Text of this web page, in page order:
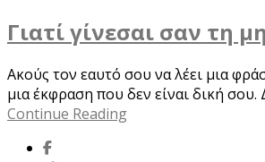
Γιατί γίνεσαι σαν τη
Ακούς τον εαυτό σου να λέει μια
μια έκφραση που δεν είναι δική
Continue Reading